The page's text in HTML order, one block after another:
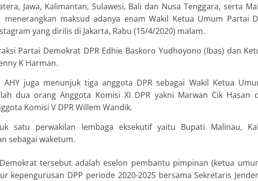
Jawa, Kalimantan, Sulawesi, Bali dan Nusa Tenggara, serta
menerangkan maksud adanya enam Wakil Ketua Umum Partai
yang dirilis di Jakarta, Rabu (15/4/2020) malam.
Partai Demokrat DPR Edhie Baskoro Yudhoyono (Ibas) dan
K Harman.
AHY juga menunjuk tiga anggota DPR sebagai Wakil Ketua
dua orang Anggota Komisi XI DPR yakni Marwan Cik Hasan
Komisi V DPR Willem Wandik.
satu perwakilan lembaga eksekutif yaitu Bupati Malinau,
sebagai waketum.
tersebut adalah eselon pembantu pimpinan (ketua
kepengurusan DPP periode 2020-2025 bersama Sekretaris